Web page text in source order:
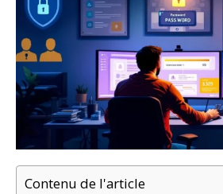
Contenu de l'article